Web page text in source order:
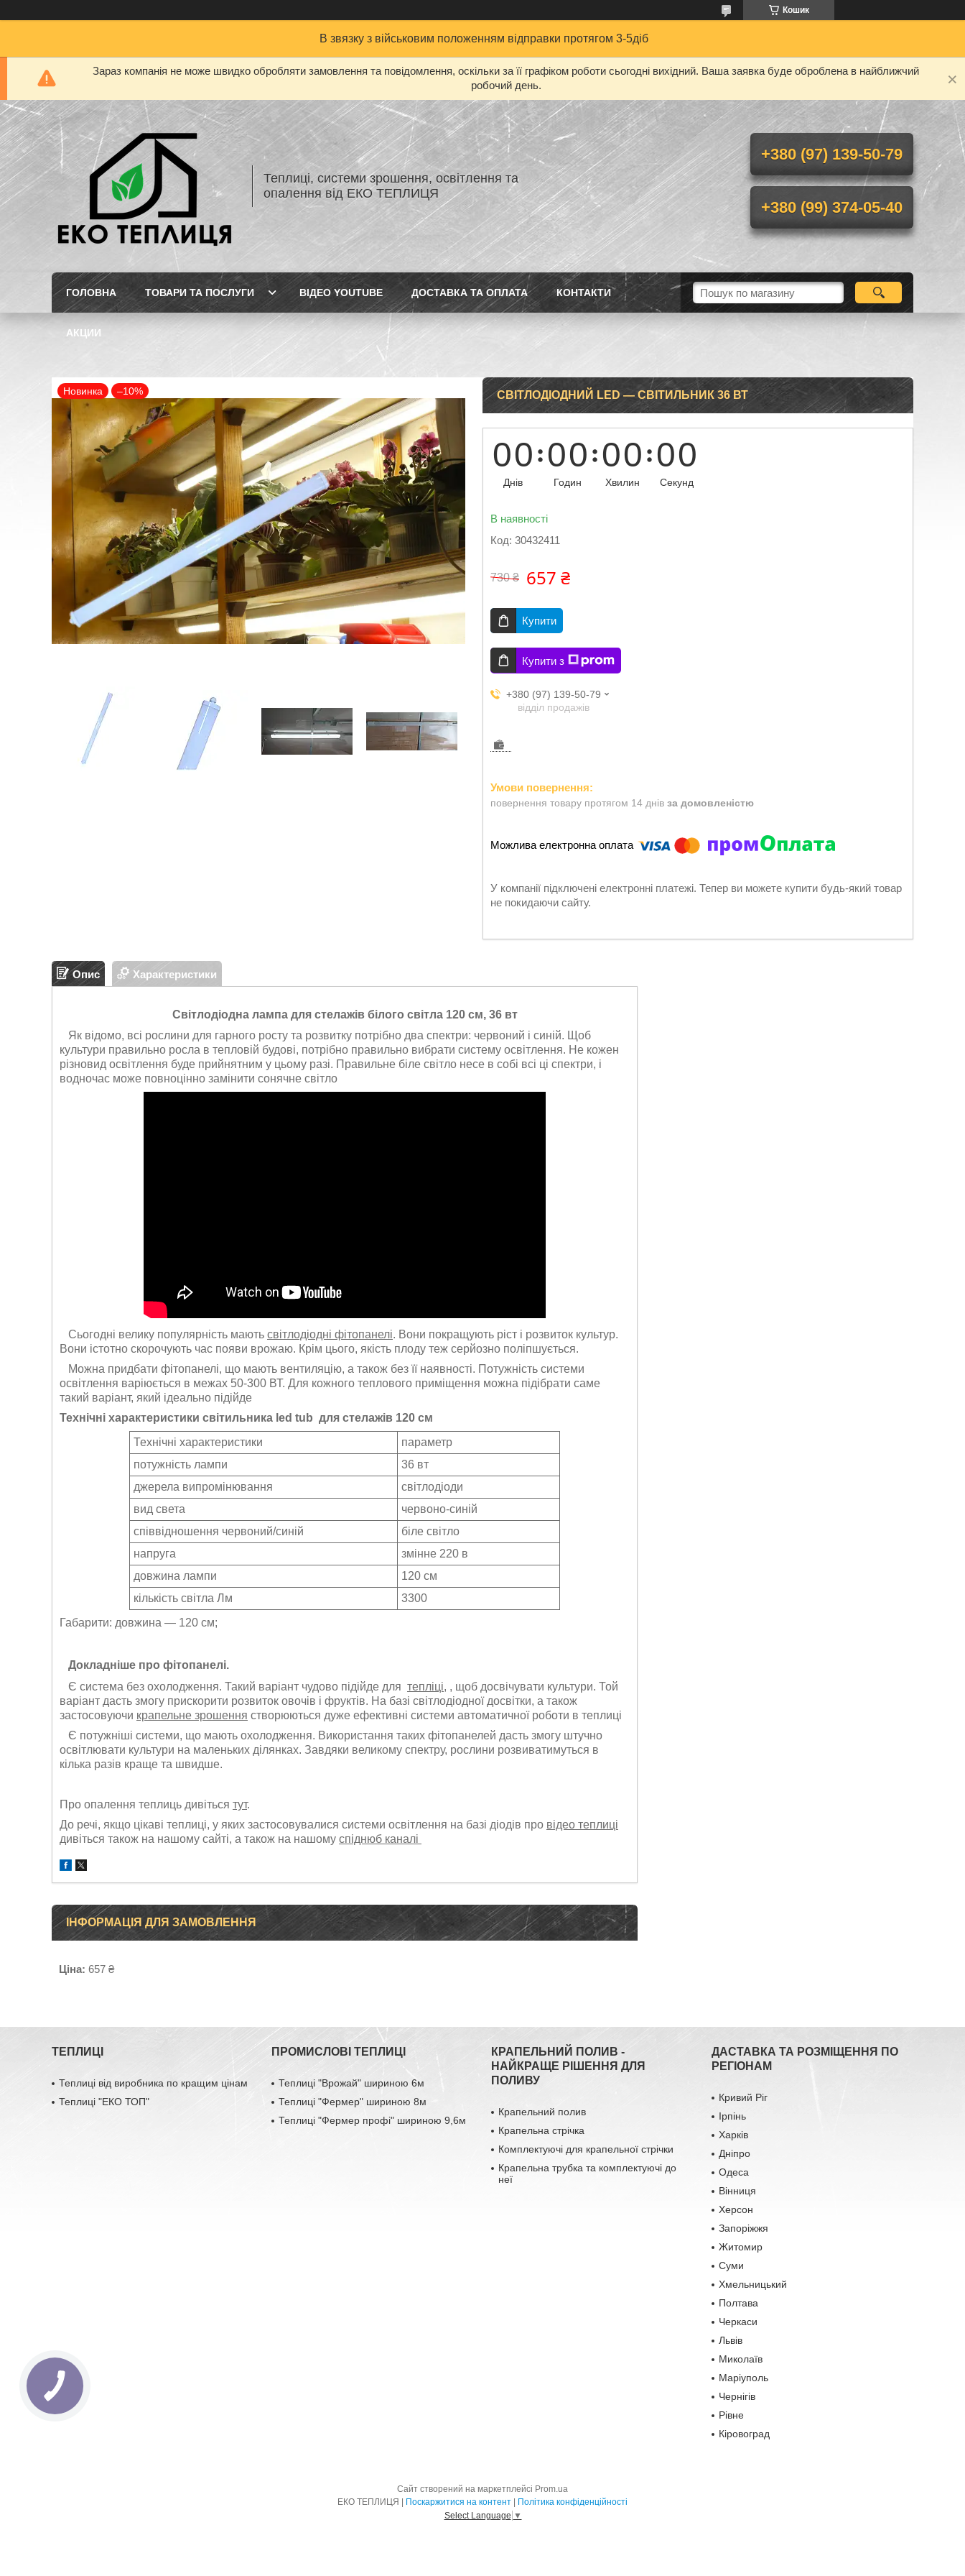
Кошик
В звязку з військовим положенням відправки протягом 3-5діб
Зараз компанія не може швидко обробляти замовлення та повідомлення, оскільки за її графіком роботи сьогодні вихідний. Ваша заявка буде оброблена в найближчий
робочий день.
Теплиці, системи зрошення, освітлення та
опалення від ЕКО ТЕПЛИЦЯ
+380 (97) 139-50-79
+380 (99) 374-05-40
ГОЛОВНА ТОВАРИ ТА ПОСЛУГИ ВІДЕО YOUTUBE ДОСТАВКА ТА ОПЛАТА КОНТАКТИ
АКЦИИ
Новинка –10% СВІТЛОДІОДНИЙ LED — СВІТИЛЬНИК 36 ВТ
00
Днів
00
Годин
00
Хвилин
00
Секунд
В наявності
Код: 30432411
730 ₴ 657 ₴
Купити
Купити з
+380 (97) 139-50-79
відділ продажів
повернення товару протягом 14 днів за домовленістю
У компанії підключені електронні платежі. Тепер ви можете купити будь-який товар
не покидаючи сайту.
Опис Характеристики
Світлодіодна лампа для стелажів білого світла 120 см, 36 вт
Як відомо, всі рослини для гарного росту та розвитку потрібно два спектри: червоний і синій. Щоб
культури правильно росла в тепловій будові, потрібно правильно вибрати систему освітлення. Не кожен
різновид освітлення буде прийнятним у цьому разі. Правильне біле світло несе в собі всі ці спектри, і
водночас може повноцінно замінити сонячне світло
Сьогодні велику популярність мають світлодіодні фітопанелі. Вони покращують ріст і розвиток культур.
Вони істотно скорочують час появи врожаю. Крім цього, якість плоду теж серйозно поліпшується.
Можна придбати фітопанелі, що мають вентиляцію, а також без її наявності. Потужність системи
освітлення варіюється в межах 50-300 ВТ. Для кожного теплового приміщення можна підібрати саме
такий варіант, який ідеально підійде
Технічні характеристики світильника led tub для стелажів 120 см
Технічні характеристики
параметр
потужність лампи
36 вт
джерела випромінювання
світлодіоди
вид света
червоно-синій
співвідношення червоний/синій
біле світло
напруга
змінне 220 в
довжина лампи
120 см
кількість світла Лм
3300
Габарити: довжина — 120 см;
Докладніше про фітопанелі.
Є система без охолодження. Такий варіант чудово підійде для тепліці, , щоб досвічувати культури. Той
варіант дасть змогу прискорити розвиток овочів і фруктів. На базі світлодіодної досвітки, а також
застосовуючи крапельне зрошення створюються дуже ефективні системи автоматичної роботи в теплиці
Є потужніші системи, що мають охолодження. Використання таких фітопанелей дасть змогу штучно
освітлювати культури на маленьких ділянках. Завдяки великому спектру, рослини розвиватимуться в
кілька разів краще та швидше.
Про опалення теплиць дивіться тут.
До речі, якщо цікаві теплиці, у яких застосовувалися системи освітлення на базі діодів про відео теплиці
дивіться також на нашому сайті, а також на нашому спіднюб каналі
ІНФОРМАЦІЯ ДЛЯ ЗАМОВЛЕННЯ
Ціна: 657 ₴
ТЕПЛИЦІ
Теплиці від виробника по кращим цінам
Теплиці "ЕКО ТОП"
ПРОМИСЛОВІ ТЕПЛИЦІ
Теплиці "Врожай" шириною 6м
Теплиці "Фермер" шириною 8м
Теплиці "Фермер профі" шириною 9,6м
КРАПЕЛЬНИЙ ПОЛИВ -
НАЙКРАЩЕ РІШЕННЯ ДЛЯ
ПОЛИВУ
Крапельний полив
Крапельна стрічка
Комплектуючі для крапельної стрічки
Крапельна трубка та комплектуючі до
неї
ДАСТАВКА ТА РОЗМІЩЕННЯ ПО
РЕГІОНАМ
Кривий Ріг
Ірпінь
Харків
Дніпро
Одеса
Вінниця
Херсон
Запоріжжя
Житомир
Суми
Хмельницький
Полтава
Черкаси
Львів
Миколаїв
Маріуполь
Чернігів
Рівне
Кіровоград
Сайт створений на маркетплейсі Prom.ua
Поскаржитися на контент
Політика конфіденційності
Select Language ▼